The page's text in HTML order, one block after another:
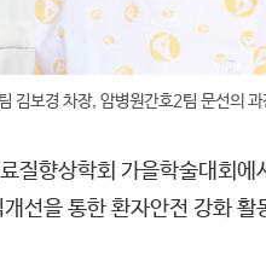
김보경 차장, 암병원간호2팀 문선의 과
향상학회 가을학술대회
선을 통한 환자안전 강화